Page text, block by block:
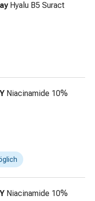
Hyalu B5 Suract
Niacinamide 10%
Niacinamide 10%